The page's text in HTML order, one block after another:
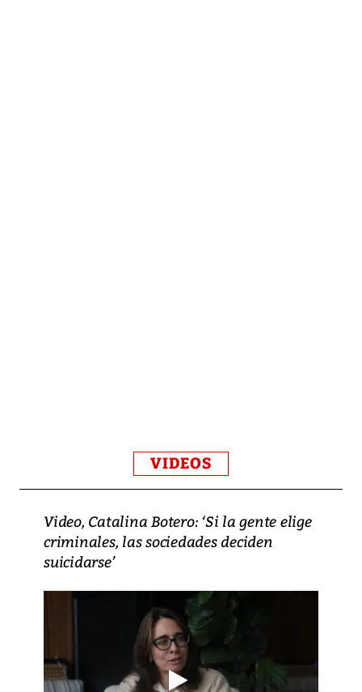
VIDEOS
Video, Catalina Botero: ‘Si la gente elige
criminales, las sociedades deciden
suicidarse’